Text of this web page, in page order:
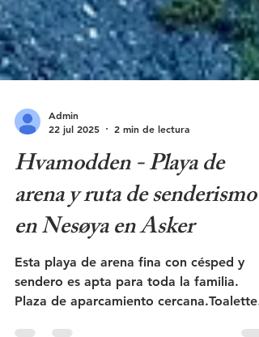
22 jul 2025
2 min de lectura
Hvamodden - Playa de
arena y ruta de senderismo
en Nesøya en Asker
Esta playa de arena fina con césped y